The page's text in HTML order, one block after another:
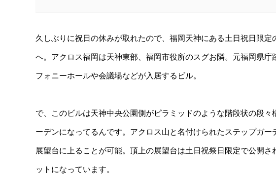
久しぶりに祝日の休みが取れたので、福岡天神にある土日祝日限
へ。アクロス福岡は天神東部、福岡市役所のスグお隣。元福岡県
フォニーホールや会議場などが入居するビル。
で、このビルは天神中央公園側がピラミッドのような階段状の段
ーデンになってるんです。アクロス山と名付けられたステップガ
展望台に上ることが可能。頂上の展望台は土日祝祭日限定で公開
ットになっています。